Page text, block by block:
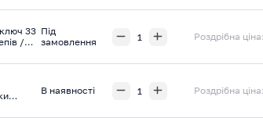
33
/
Під
замовлення
Роздрібна
В наявності Роздрібна